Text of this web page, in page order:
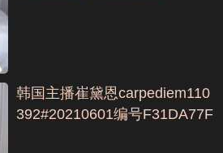
韩国主播崔黛恩carpediem110
392#20210601编号F31DA77F